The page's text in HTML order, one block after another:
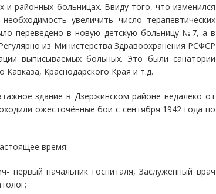
районных больницах. Ввиду того, что изменился
увеличить число терапевтических
переведено в новую детскую больницу №7, а в
из Министерства Здравоохранения РСФСР
выписываемых больных. Это были санатории
Краснодарского Края и т.д.
здание в Дзержинском районе недалеко от
ожесточённые бои с сентября 1942 года по
время:
первый начальник госпиталя, Заслуженный врач